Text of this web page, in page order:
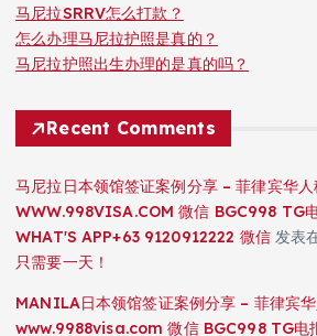
马尼拉SRRV怎么打款？
怎么办理马尼拉护照是真的？
马尼拉护照出生办理的是真的吗？
Recent Comments
马尼拉日本领馆签证案例分享 – 菲律宾华人
WWW.998VISA.COM 微信 BGC998 TG
WHAT'S APP+63 9120912222 微信发表
只需要一天！
MANILA日本领馆签证案例分享 – 菲律宾
www.9988visa.com 微信 BGC998 TG电